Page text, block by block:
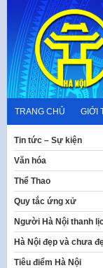
content
TRANG CHỦ GIỚI
Tin tức – Sự kiện
Văn hóa
Thể Thao
Quy tắc ứng xử
Người Hà Nội thanh
Hà Nội đẹp và chưa
Tiêu điểm Hà Nội